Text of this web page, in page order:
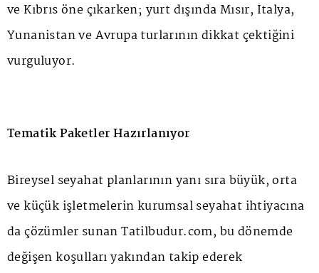
ve Kıbrıs öne çıkarken; yurt dışında Mısır, İtalya,
Yunanistan ve Avrupa turlarının dikkat çektiğini
vurguluyor.
Tematik Paketler Hazırlanıyor
Bireysel seyahat planlarının yanı sıra büyük, orta
ve küçük işletmelerin kurumsal seyahat ihtiyacına
da çözümler sunan Tatilbudur.com, bu dönemde
değişen koşulları yakından takip ederek